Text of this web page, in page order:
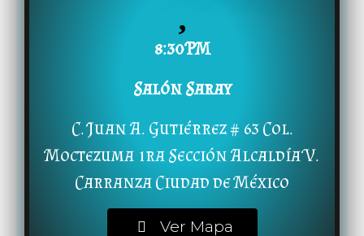
8:30 PM
Salón Saray
C. Juan A. Gutiérrez # 63 Col.
Moctezuma 1ra Sección Alcaldía V.
Carranza Ciudad de México
Ver Mapa